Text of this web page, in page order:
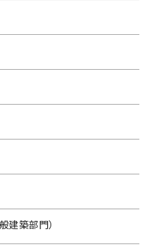
築部門）